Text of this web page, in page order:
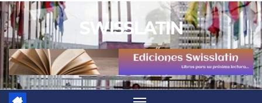
Saltar
al
contenido
SWISSLATIN